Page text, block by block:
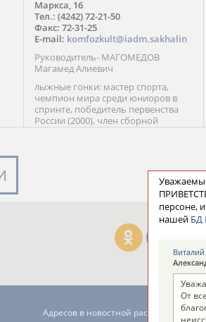
Маркса, 16
Тел.: (4242) 72-21-50
Факс: 72-31-25
E-mail: komfozkult@iadm.sakhalin
Руководитель- МАГОМЕДОВ
Магамед Алиевич
лыжные гонки: мастер спорта,
чемпион мира среди юниоров в
спринте, победитель первенства
России (2000), член сборной
команды России С. Новиков;
Кубка России (1999) В. Разницын;
первенств России (1999, 2000), член
юниорской сборной команды
Адресов в новостной рассылке: 996
персоне,
нашей БД
От